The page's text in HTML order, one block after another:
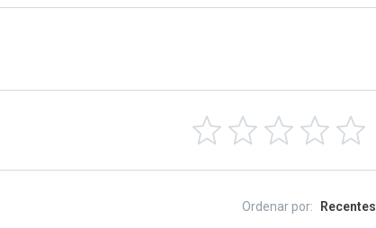
Ordenar por: Recentes